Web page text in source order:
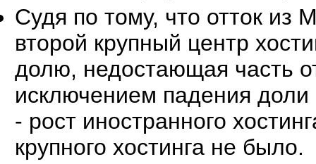
Судя по тому, что отток
второй крупный центр
долю, недостающая часть
исключением падения
- рост иностранного
крупного хостинга не было.